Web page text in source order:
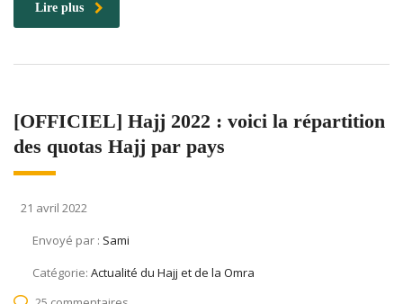
Lire plus
[OFFICIEL] Hajj 2022 : voici la répartition
des quotas Hajj par pays
21 avril 2022
Envoyé par : Sami
Catégorie: Actualité du Hajj et de la Omra